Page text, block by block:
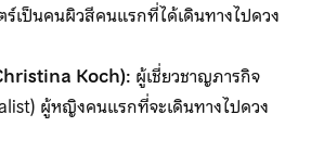
ร์เป็นคนผิวสีคนแรกที่ได้เดินทางไปดวง
Koch): ผู้เชี่ยวชาญภารกิจ
ผู้หญิงคนแรกที่จะเดินทางไปดวง